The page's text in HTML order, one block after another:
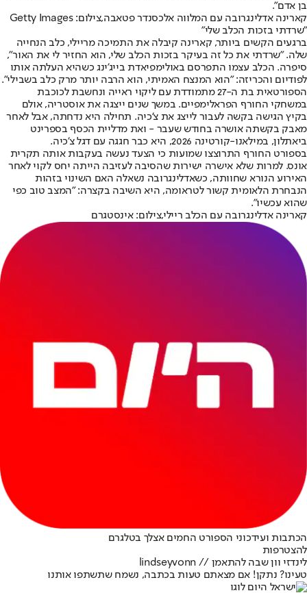
בן אדם".
קארינה אדלינגרובה עם המלווה אלכסנדר פטאבה,צילום: Getty Images
"שרדתי בזכות הכלב שלי"
ברגעים הקשים ביותר, קארינה קיבלה את התמיכה מריילי, כלב הנחייה
שלה. "שרדתי את כל זה בעיקר בזכות הכלב שלי, הוא החזיר לי את האור",
סיפרה. הכלב עצמו התפרסם באולימפיאדת בייג'ינג כשהיא העלתה אותו
לפודיום והכריזה: "הוא המנצח האמיתי, הוא הרבה יותר מרק כלב בשבילי".
הספורטאית בת ה-27 מתמודדת עם ליקוי ראייה ונחשבת לכוכבת
במשחקי החורף הפראלימפיים. במשך שנים ייצגה את אוסטריה, אולם
בקיץ הגישה בקשה לעבור לייצג את צ'כיה. תחילה היא נדחתה, אבל לאחר
מאבק בקשתה אושרה בחודש שעבר - ואת מדליית הכסף בספרינט
ביאתלון, במילאנו-קורטינה 2026
, היא כבר חגגה עם דגל צ'כיה.
בספורט החורף התרוצצו שמועות כי הצעד נעשה בעקבות אותה תקרית
אונס. למרות שלא אישרה ישירות שהסיבה לעזיבה הייתה יחס לקוי לאחר
האירוע הנורא שחוותה, כשאדלינגרובה נשאלה האם השינוי בזהות
הנבחרת הלאומית קשור לטראומה, היא השיבה בקצרה: "המצב טוב כפי
שהוא עכשיו".
קארינה אדלינגרובה עם הכלב ריילי,צילום: אינסטגרם
הכתבות ועידכוני הספורט החמים אצלך בטלגרם
להצטרפות
לינדזי וון שבה להתאמן // lindseyvonn
טעינו? נתקן! אם מצאתם טעות בכתבה, נשמח שתשתפו אותנו